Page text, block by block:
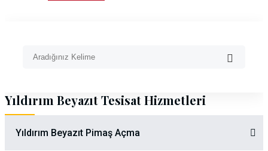
Yıldırım Beyazıt Tesisat Hizmetleri
Yıldırım Beyazıt Pimaş Açma